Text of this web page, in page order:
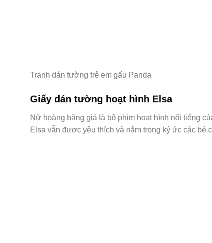
Tranh dán tường trẻ em gấu Panda
Giấy dán tường hoạt hình Elsa
Nữ hoàng băng giá là bộ phim hoạt hình nổi tiếng
Elsa vẫn được yêu thích và nằm trong ký ức các bé